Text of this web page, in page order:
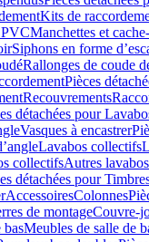
Kits de
PVCManchettes et
Siphons en forme
Rallonges de coude
Pièces
Recouvrements
détachées pour
Vasques à encastrer
Lavabos collectifs
collectifsAutres lavabos
détachées pour
AccessoiresColonnes
de montageCouvre-
basMeubles de salle de